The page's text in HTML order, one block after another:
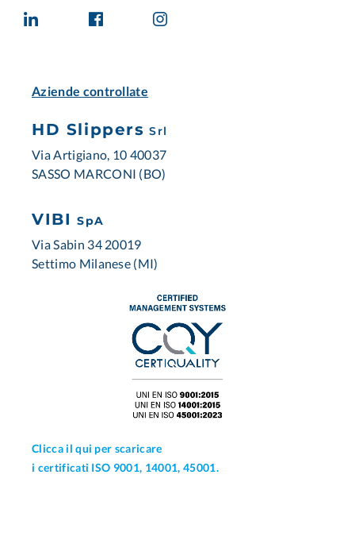
Aziende controllate
HD Slippers Srl
Via Artigiano, 10 40037
SASSO MARCONI (BO)
VIBI SpA
Via Sabin 34 20019
Settimo Milanese (MI)
Clicca il qui per scaricare
i certificati ISO 9001, 14001, 45001.